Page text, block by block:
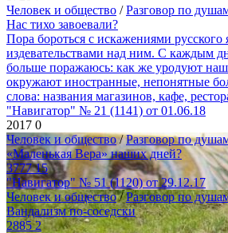
Человек и общество /Разговор по
Нас тихо завоевали?
Пора бороться с искажениями русского
издевательствами над ним. С каждым
больше поражаюсь: как же уродуют
окружают иностранные, непонятные
слова: названия магазинов, кафе,
"Навигатор" № 21 (1141) от 01.06.18
2017 0
Человек и общество/Разговор по
«Маленькая Вера» наших дней?
377715
"Навигатор" № 51 (1120) от 29.12.17
Человек и общество/Разговор по
Вандализм по-соседски
28852